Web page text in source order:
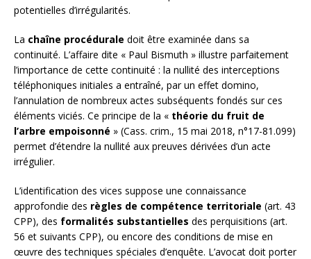
potentielles d’irrégularités.
La chaîne procédurale doit être examinée dans sa
continuité. L’affaire dite « Paul Bismuth » illustre parfaitement
l’importance de cette continuité : la nullité des interceptions
téléphoniques initiales a entraîné, par un effet domino,
l’annulation de nombreux actes subséquents fondés sur ces
éléments viciés. Ce principe de la « théorie du fruit de
l’arbre empoisonné » (Cass. crim., 15 mai 2018, n°17-81.099)
permet d’étendre la nullité aux preuves dérivées d’un acte
irrégulier.
L’identification des vices suppose une connaissance
approfondie des règles de compétence territoriale (art. 43
CPP), des formalités substantielles des perquisitions (art.
56 et suivants CPP), ou encore des conditions de mise en
œuvre des techniques spéciales d’enquête. L’avocat doit porter